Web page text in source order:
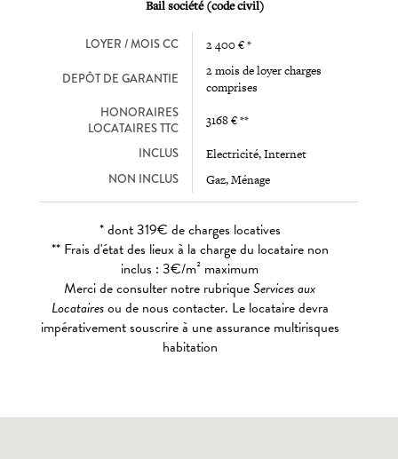
Bail société (code civil)
LOYER / MOIS CC 2 400 € *
DEPÔT DE GARANTIE
2 mois de loyer charges
comprises
HONORAIRES
LOCATAIRES TTC
3168 € **
INCLUS Electricité, Internet
NON INCLUS Gaz, Ménage
* dont 319€ de charges locatives
** Frais d'état des lieux à la charge du locataire non
inclus : 3€/m² maximum
Merci de consulter notre rubriqueServices aux
Locatairesou de nous contacter. Le locataire devra
impérativement souscrire à une assurance multirisques
habitation